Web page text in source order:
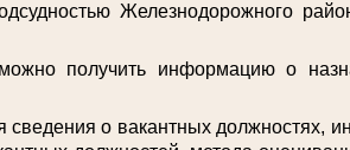
Железнодорожного
получить информацию о
о вакантных должностях,